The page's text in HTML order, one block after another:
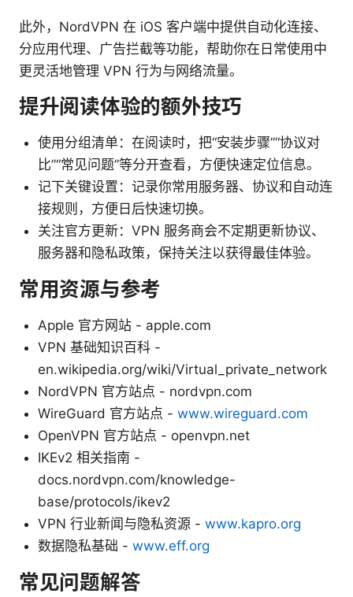
此外，NordVPN 在 iOS 客户端中提供自动化连接、
分应用代理、广告拦截等功能，帮助你在日常使用中
更灵活地管理 VPN 行为与网络流量。
提升阅读体验的额外技巧
使用分组清单：在阅读时，把“安装步骤”“协议对
比”“常见问题”等分开查看，方便快速定位信息。
记下关键设置：记录你常用服务器、协议和自动连
接规则，方便日后快速切换。
关注官方更新：VPN 服务商会不定期更新协议、
服务器和隐私政策，保持关注以获得最佳体验。
常用资源与参考
Apple 官方网站 - apple.com
VPN 基础知识百科 -
en.wikipedia.org/wiki/Virtual_private_network
NordVPN 官方站点 - nordvpn.com
WireGuard 官方站点 - www.wireguard.com
OpenVPN 官方站点 - openvpn.net
IKEv2 相关指南 -
docs.nordvpn.com/knowledge-
base/protocols/ikev2
VPN 行业新闻与隐私资源 - www.kapro.org
数据隐私基础 - www.eff.org
常见问题解答